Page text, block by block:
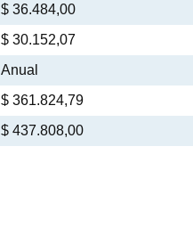
$ 36.484,00
$ 30.152,07
Anual
$ 361.824,79
$ 437.808,00